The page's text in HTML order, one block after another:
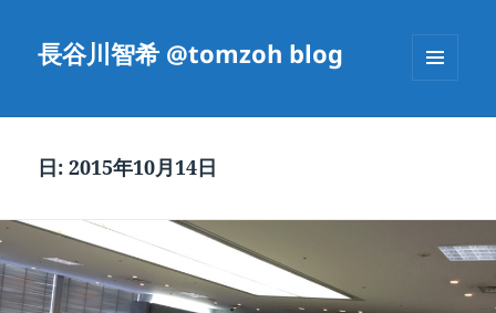
長谷川智希 @tomzoh blog
日:2015年10月14日